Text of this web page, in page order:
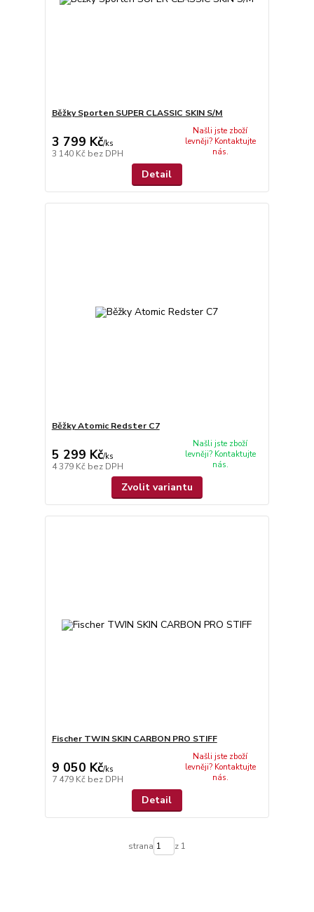
Běžky Sporten SUPER CLASSIC SKIN S/M
3 799 Kč/ks
3 140 Kč bez DPH
Našli jste zboží
levněji? Kontaktujte
nás.
Detail
Běžky Atomic Redster C7
5 299 Kč/ks
4 379 Kč bez DPH
Našli jste zboží
levněji? Kontaktujte
nás.
Zvolit variantu
Fischer TWIN SKIN CARBON PRO STIFF
9 050 Kč/ks
7 479 Kč bez DPH
Našli jste zboží
levněji? Kontaktujte
nás.
Detail
strana z 1